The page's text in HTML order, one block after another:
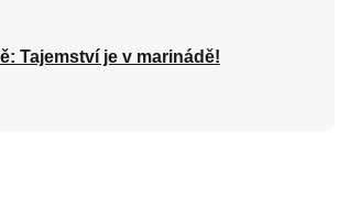
Tajemství je v marinádě!